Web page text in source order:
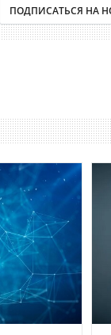
ПОДПИСАТЬСЯ НА